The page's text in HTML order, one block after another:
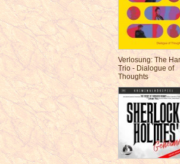
Verlosung: The
Trio - Dialogue of
Thoughts